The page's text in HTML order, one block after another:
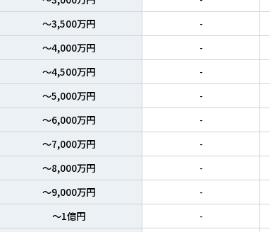
～3,500万円
-
～4,000万円
-
～4,500万円
-
～5,000万円
-
～6,000万円
-
～7,000万円
-
～8,000万円
-
～9,000万円
-
～1億円
-